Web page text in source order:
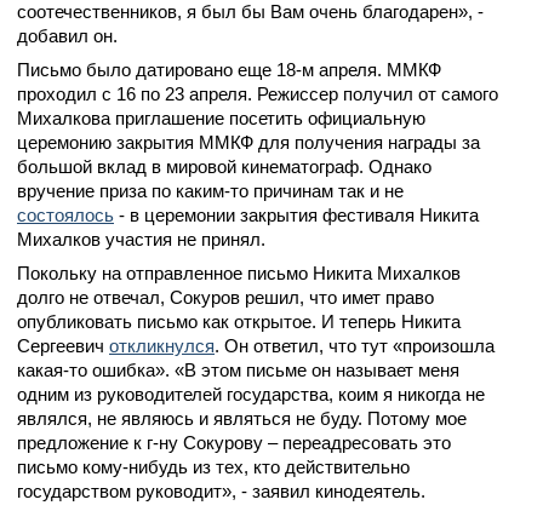
соотечественников, я был бы Вам очень благодарен», -
добавил он.
Письмо было датировано еще 18-м апреля. ММКФ
проходил с 16 по 23 апреля. Режиссер получил от самого
Михалкова приглашение посетить официальную
церемонию закрытия ММКФ для получения награды за
большой вклад в мировой кинематограф. Однако
вручение приза по каким-то причинам так и не
состоялось - в церемонии закрытия фестиваля Никита
Михалков участия не принял.
Покольку на отправленное письмо Никита Михалков
долго не отвечал, Сокуров решил, что имет право
опубликовать письмо как открытое. И теперь Никита
Сергеевич откликнулся. Он ответил, что тут «произошла
какая-то ошибка». «В этом письме он называет меня
одним из руководителей государства, коим я никогда не
являлся, не являюсь и являться не буду. Потому мое
предложение к г-ну Сокурову – переадресовать это
письмо кому-нибудь из тех, кто действительно
государством руководит», - заявил кинодеятель.